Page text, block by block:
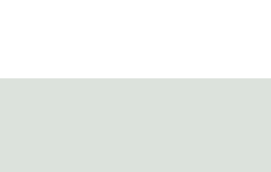
、高存活率，是業界頂尖的順暢首選